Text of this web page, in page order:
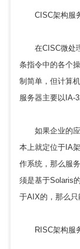
CISC架构服
在CISC微处理
条指令中的各个
制简单，但计算
服务器主要以IA-
如果企业的应
本上就定位于IA
作系统，那么服
须是基于Solaris
于AIX的，那么只
RISC架构服